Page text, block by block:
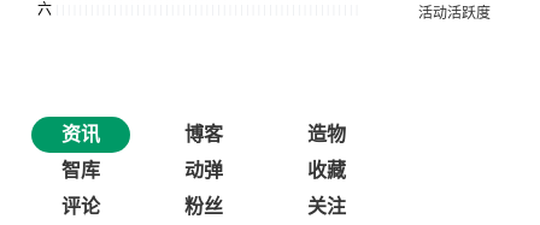
资讯 博客
造物
智库
动弹
收藏
评论
粉丝 关注